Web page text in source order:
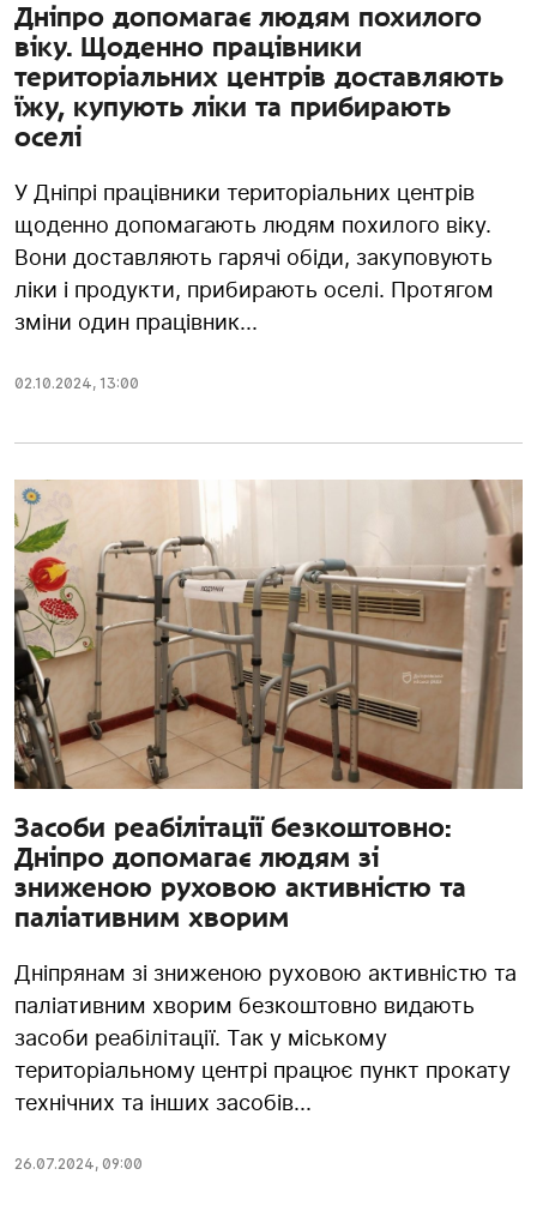
Дніпро допомагає людям похилого
віку. Щоденно працівники
територіальних центрів доставляють
їжу, купують ліки та прибирають
оселі
У Дніпрі працівники територіальних центрів
щоденно допомагають людям похилого віку.
Вони доставляють гарячі обіди, закуповують
ліки і продукти, прибирають оселі. Протягом
зміни один працівник...
02.10.2024, 13:00
Засоби реабілітації безкоштовно:
Дніпро допомагає людям зі
зниженою руховою активністю та
паліативним хворим
Дніпрянам зі зниженою руховою активністю та
паліативним хворим безкоштовно видають
засоби реабілітації. Так у міському
територіальному центрі працює пункт прокату
технічних та інших засобів...
26.07.2024, 09:00